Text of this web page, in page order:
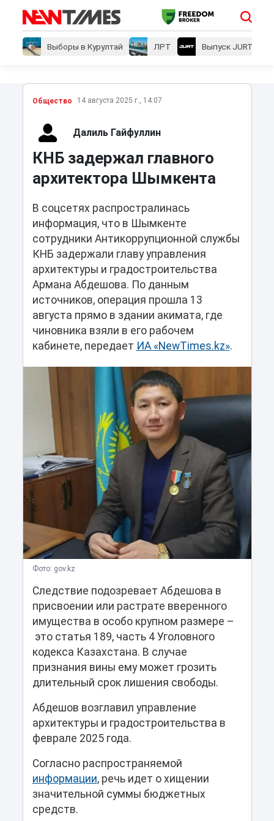
Выборы в Курултай ЛРТ Выпуск JURT
Общество 14 августа 2025 г., 14:07
Далиль Гайфуллин
КНБ задержал главного
архитектора Шымкента
В соцсетях распростралинась
информация, что в Шымкенте
сотрудники Антикоррупционной службы
КНБ задержали главу управления
архитектуры и градостроительства
Армана Абдешова. По данным
источников, операция прошла 13
августа прямо в здании акимата, где
чиновника взяли в его рабочем
кабинете, передает ИА «NewTimes.kz».
Фото: gov.kz
Следствие подозревает Абдешова в
присвоении или растрате вверенного
имущества в особо крупном размере –
это статья 189, часть 4 Уголовного
кодекса Казахстана. В случае
признания вины ему может грозить
длительный срок лишения свободы.
Абдешов возглавил управление
архитектуры и градостроительства в
феврале 2025 года.
Согласно распространяемой
информации, речь идет о хищении
значительной суммы бюджетных
средств.